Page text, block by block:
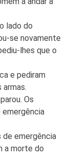
lado do
se novamente
lhes que o
e pediram
Os
de emergência
a morte do